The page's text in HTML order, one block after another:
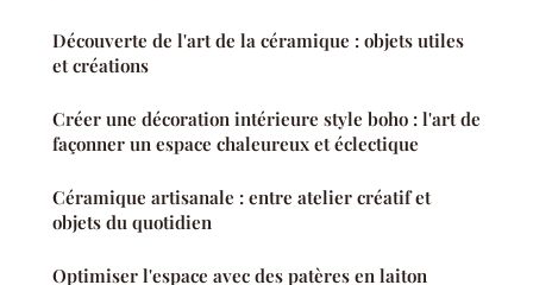
Découverte de l'art de la céramique : objets utiles
et créations
Créer une décoration intérieure style boho : l'art de
façonner un espace chaleureux et éclectique
Céramique artisanale : entre atelier créatif et
objets du quotidien
Optimiser l'espace avec des patères en laiton